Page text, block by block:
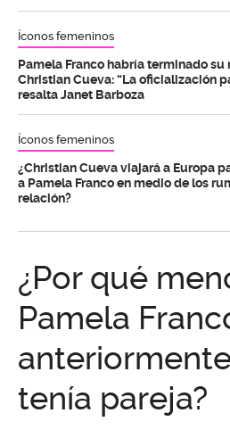
Íconos femeninos
Pamela Franco habría terminado su
Christian Cueva: “La oficialización
resalta Janet Barboza
Íconos femeninos
¿Christian Cueva viajará a Europa
a Pamela Franco en medio de los
relación?
¿Por qué
Pamela
tenía pareja?